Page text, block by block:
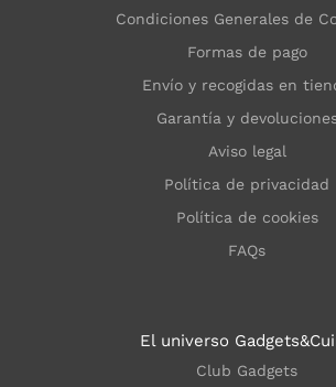
Condiciones Generales de
Formas de pago
Envío y recogidas en
Garantía y
Aviso legal
Política de privacidad
Política de cookies
FAQs
El universo
Club Gadgets